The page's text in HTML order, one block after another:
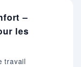
–
les
travail